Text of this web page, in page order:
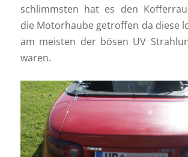
schlimmsten hat es den
die Motorhaube getroffen da diese
am meisten der bösen UV
waren.